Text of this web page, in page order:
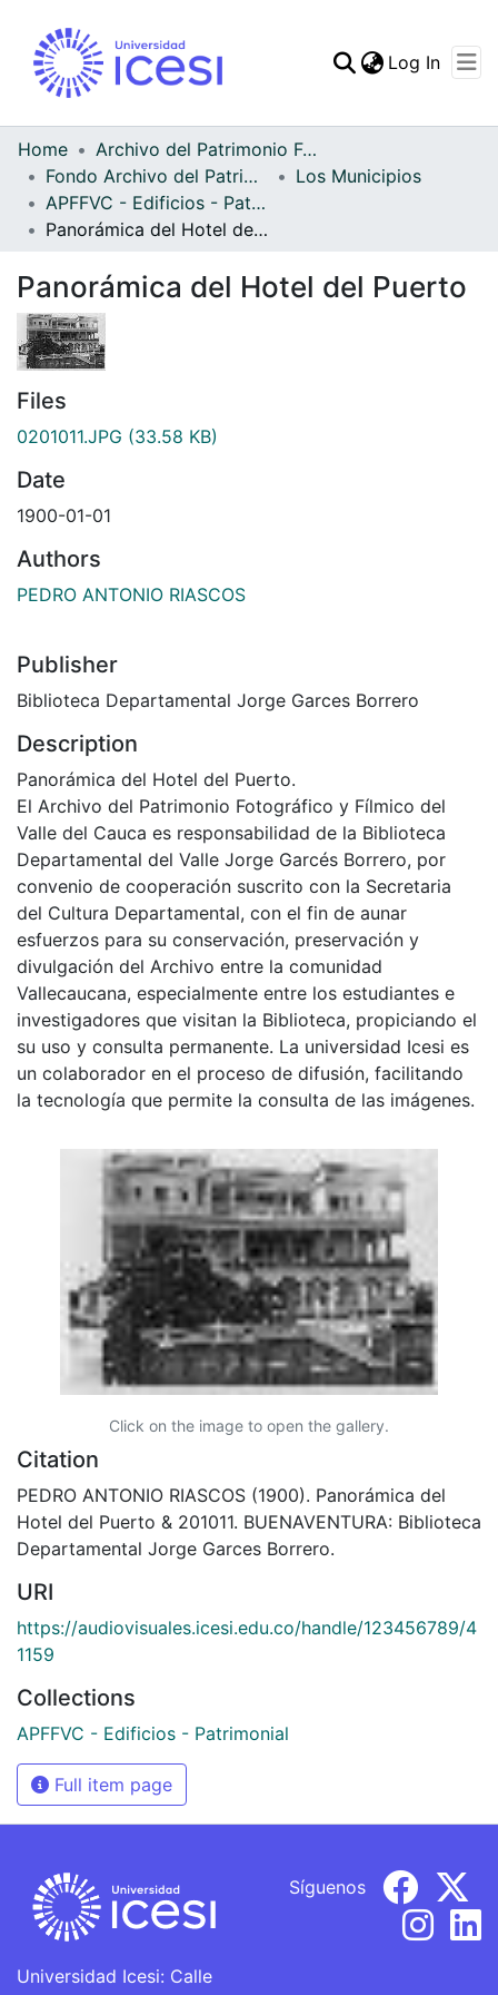
Statistics
Log In
Home
Archivo del Patrimonio Fotográfico y Fílmico del Valle del Cauca
Fondo Archivo del Patrimonio Fotográfico y Fílmico del Valle del Cauca
Los Municipios
APFFVC - Edificios - Patrimonial
Panorámica del Hotel del Puerto
Panorámica del Hotel del Puerto
Files
0201011.JPG (33.58 KB)
Date
1900-01-01
Authors
PEDRO ANTONIO RIASCOS
Publisher
Biblioteca Departamental Jorge Garces Borrero
Description
Panorámica del Hotel del Puerto.
El Archivo del Patrimonio Fotográfico y Fílmico del
Valle del Cauca es responsabilidad de la Biblioteca
Departamental del Valle Jorge Garcés Borrero, por
convenio de cooperación suscrito con la Secretaria
del Cultura Departamental, con el fin de aunar
esfuerzos para su conservación, preservación y
divulgación del Archivo entre la comunidad
Vallecaucana, especialmente entre los estudiantes e
investigadores que visitan la Biblioteca, propiciando el
su uso y consulta permanente. La universidad Icesi es
un colaborador en el proceso de difusión, facilitando
la tecnología que permite la consulta de las imágenes.
Click on the image to open the gallery.
Citation
PEDRO ANTONIO RIASCOS (1900). Panorámica del
Hotel del Puerto & 201011. BUENAVENTURA: Biblioteca
Departamental Jorge Garces Borrero.
URI
https://audiovisuales.icesi.edu.co/handle/123456789/4
1159
Collections
APFFVC - Edificios - Patrimonial
Full item page
Universidad Icesi: Calle
Síguenos